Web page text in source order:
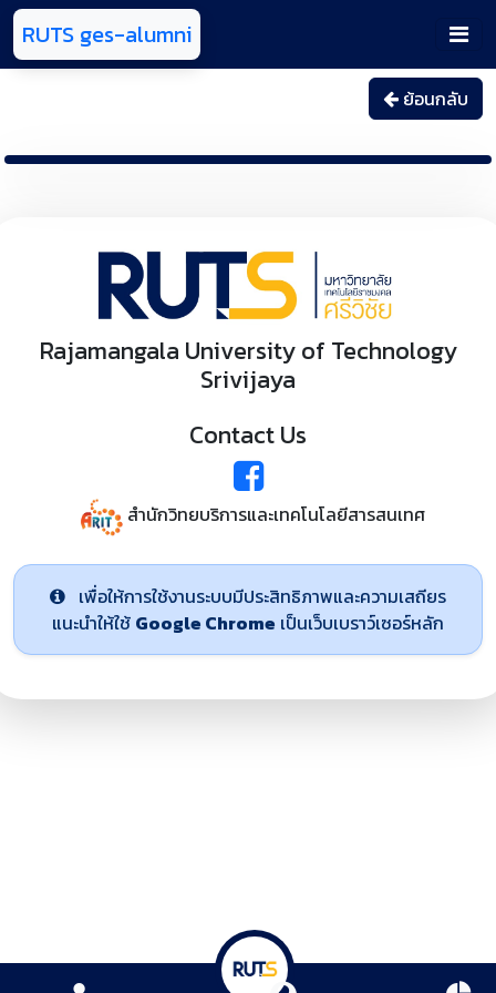
RUTS ges-alumni
ย้อนกลับ
Rajamangala University of Technology
Srivijaya
Contact Us
สำนักวิทยบริการและเทคโนโลยีสารสนเทศ
เพื่อให้การใช้งานระบบมีประสิทธิภาพและความเสถียร
แนะนำให้ใช้ Google Chrome เป็นเว็บเบราว์เซอร์หลัก